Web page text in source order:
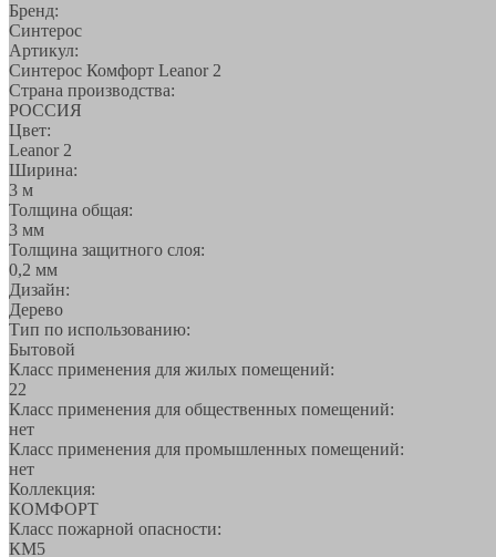
Бренд:
Синтерос
Артикул:
Синтерос Комфорт Leanor 2
Страна производства:
РОССИЯ
Цвет:
Leanor 2
Ширина:
3 м
Толщина общая:
3 мм
Толщина защитного слоя:
0,2 мм
Дизайн:
Дерево
Тип по использованию:
Бытовой
Класс применения для жилых помещений:
22
Класс применения для общественных помещений:
нет
Класс применения для промышленных помещений:
нет
Коллекция:
КОМФОРТ
Класс пожарной опасности:
КМ5